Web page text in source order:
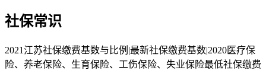
社保常识
2021江苏社保缴费基数与比例|最新社保缴费基数|2020医疗保
险、养老保险、生育保险、工伤保险、失业保险最低社保缴费